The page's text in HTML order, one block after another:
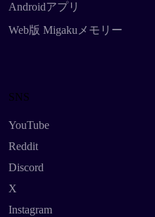
Androidアプリ
Web版 Migakuメモリー
SNS
YouTube
Reddit
Discord
X
Instagram